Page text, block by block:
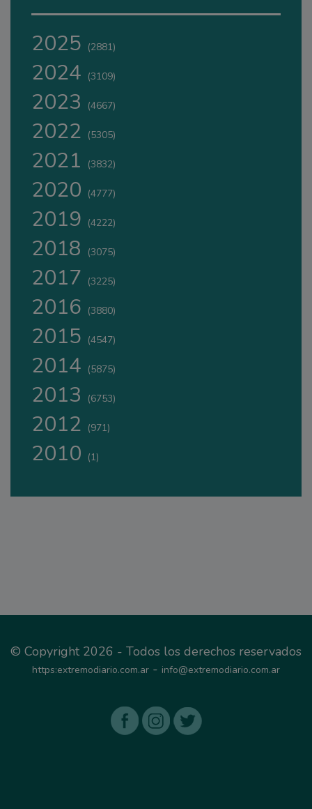
2025 (2881)
2024 (3109)
2023 (4667)
2022 (5305)
2021 (3832)
2020 (4777)
2019 (4222)
2018 (3075)
2017 (3225)
2016 (3880)
2015 (4547)
2014 (5875)
2013 (6753)
2012 (971)
2010 (1)
© Copyright 2026 - Todos los derechos reservados
https:extremodiario.com.ar - info@extremodiario.com.ar